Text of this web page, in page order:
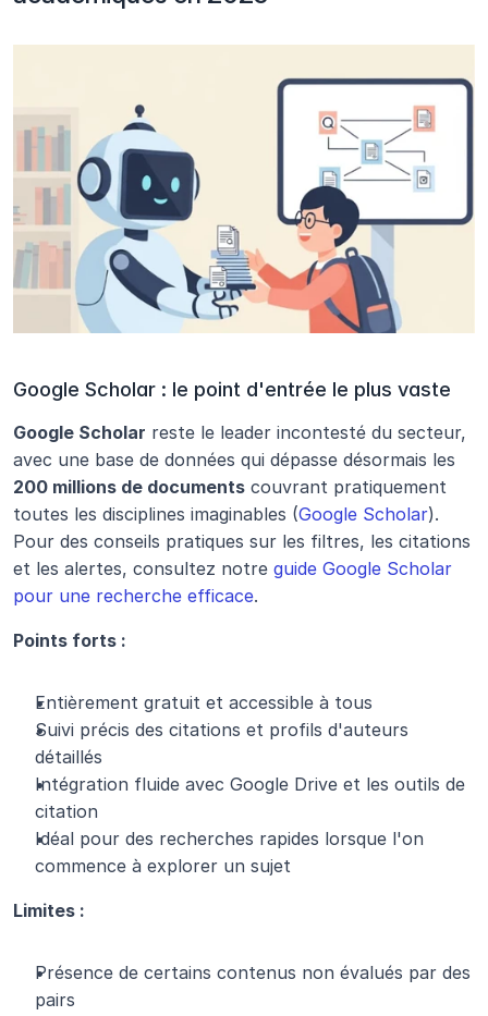
Google Scholar : le point d'entrée le plus vaste
Google Scholar reste le leader incontesté du secteur,
200 millions de documents couvrant pratiquement
toutes les disciplines imaginables (Google Scholar).
Pour des conseils pratiques sur les filtres, les citations
et les alertes, consultez notre guide Google Scholar
pour une recherche efficace.
Points forts :
Entièrement gratuit et accessible à tous
Suivi précis des citations et profils d'auteurs
détaillés
Intégration fluide avec Google Drive et les outils de
citation
Idéal pour des recherches rapides lorsque l'on
commence à explorer un sujet
Limites :
Présence de certains contenus non évalués par des
pairs